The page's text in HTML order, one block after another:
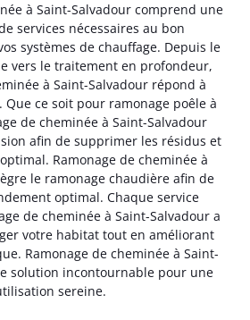
à Saint-Salvadour comprend une
services nécessaires au bon
systèmes de chauffage. Depuis le
vers le traitement en profondeur,
à Saint-Salvadour répond à
ce soit pour ramonage poêle à
de cheminée à Saint-Salvadour
afin de supprimer les résidus et
Ramonage de cheminée à
le ramonage chaudière afin de
optimal. Chaque service
de cheminée à Saint-Salvadour a
votre habitat tout en améliorant
Ramonage de cheminée à Saint-
solution incontournable pour une
sereine.